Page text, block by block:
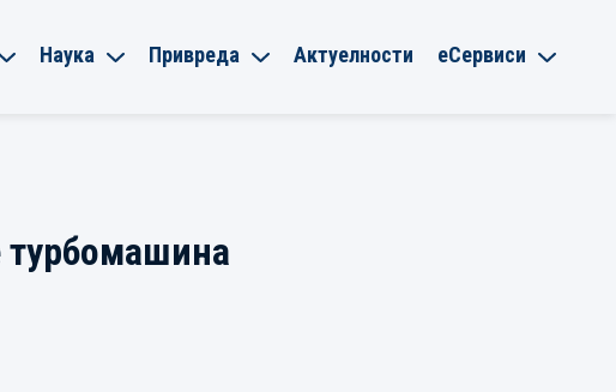
Наука Привреда Актуелности еСервиси
турбомашина